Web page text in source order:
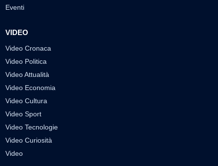
Eventi
VIDEO
Video Cronaca
Video Politica
Video Attualità
Video Economia
Video Cultura
Video Sport
Video Tecnologie
Video Curiosità
Video